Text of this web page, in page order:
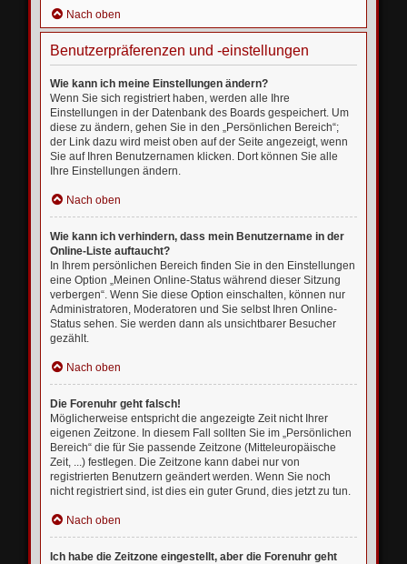
Nach oben
Benutzerpräferenzen und -einstellungen
Wie kann ich meine Einstellungen ändern?
Wenn Sie sich registriert haben, werden alle Ihre
Einstellungen in der Datenbank des Boards gespeichert. Um
diese zu ändern, gehen Sie in den „Persönlichen Bereich“;
der Link dazu wird meist oben auf der Seite angezeigt, wenn
Sie auf Ihren Benutzernamen klicken. Dort können Sie alle
Ihre Einstellungen ändern.
Nach oben
Wie kann ich verhindern, dass mein Benutzername in der
Online-Liste auftaucht?
In Ihrem persönlichen Bereich finden Sie in den Einstellungen
eine Option „Meinen Online-Status während dieser Sitzung
verbergen“. Wenn Sie diese Option einschalten, können nur
Administratoren, Moderatoren und Sie selbst Ihren Online-
Status sehen. Sie werden dann als unsichtbarer Besucher
gezählt.
Nach oben
Die Forenuhr geht falsch!
Möglicherweise entspricht die angezeigte Zeit nicht Ihrer
eigenen Zeitzone. In diesem Fall sollten Sie im „Persönlichen
Bereich“ die für Sie passende Zeitzone (Mitteleuropäische
Zeit, ...) festlegen. Die Zeitzone kann dabei nur von
registrierten Benutzern geändert werden. Wenn Sie noch
nicht registriert sind, ist dies ein guter Grund, dies jetzt zu tun.
Nach oben
Ich habe die Zeitzone eingestellt, aber die Forenuhr geht